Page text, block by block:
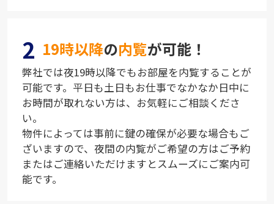
2 19時以降の内覧が可能！
弊社では夜19時以降でもお部屋を内覧することが
可能です。平日も土日もお仕事でなかなか日中に
お時間が取れない方は、お気軽にご相談くださ
い。
物件によっては事前に鍵の確保が必要な場合もご
ざいますので、夜間の内覧がご希望の方はご予約
またはご連絡いただけますとスムーズにご案内可
能です。